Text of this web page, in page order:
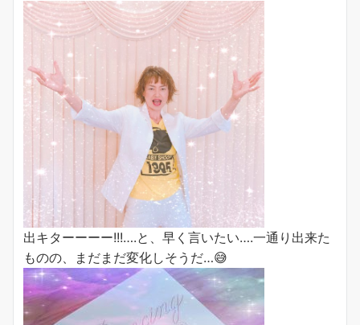
出キターーーー!!!….と、早く言いたい….一通り出来た
ものの、まだまだ変化しそうだ…😅